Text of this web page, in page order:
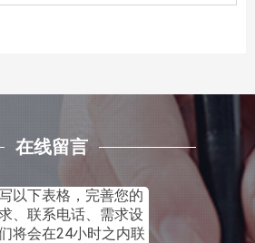
在线留言
以下表格，完善您的
、联系电话、需求设
将会在24小时之内联